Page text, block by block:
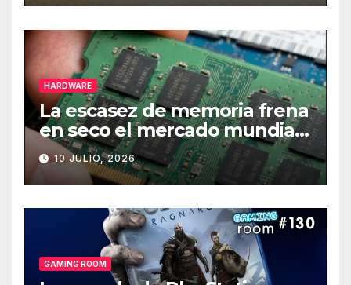
HARDWARE
La escasez de memoria frena
en seco el mercado mundial
de PCs
10 JULIO, 2026
GAMING ROOM